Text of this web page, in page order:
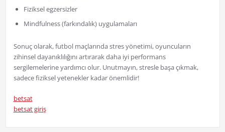
Fiziksel egzersizler
Mindfulness (farkındalık) uygulamaları
Sonuç olarak, futbol maçlarında stres yönetimi, oyuncuların
zihinsel dayanıklılığını artırarak daha iyi performans
sergilemelerine yardımcı olur. Unutmayın, stresle başa çıkmak,
sadece fiziksel yetenekler kadar önemlidir!
betsat
betsat giriş